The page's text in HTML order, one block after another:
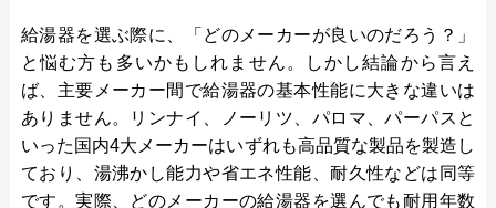
給湯器を選ぶ際に、「どのメーカーが良いのだろう？」
と悩む方も多いかもしれません。しかし結論から言え
ば、主要メーカー間で給湯器の基本性能に大きな違いは
ありません。リンナイ、ノーリツ、パロマ、パーパスと
いった国内4大メーカーはいずれも高品質な製品を製造し
ており、湯沸かし能力や省エネ性能、耐久性などは同等
です。実際、どのメーカーの給湯器を選んでも耐用年数